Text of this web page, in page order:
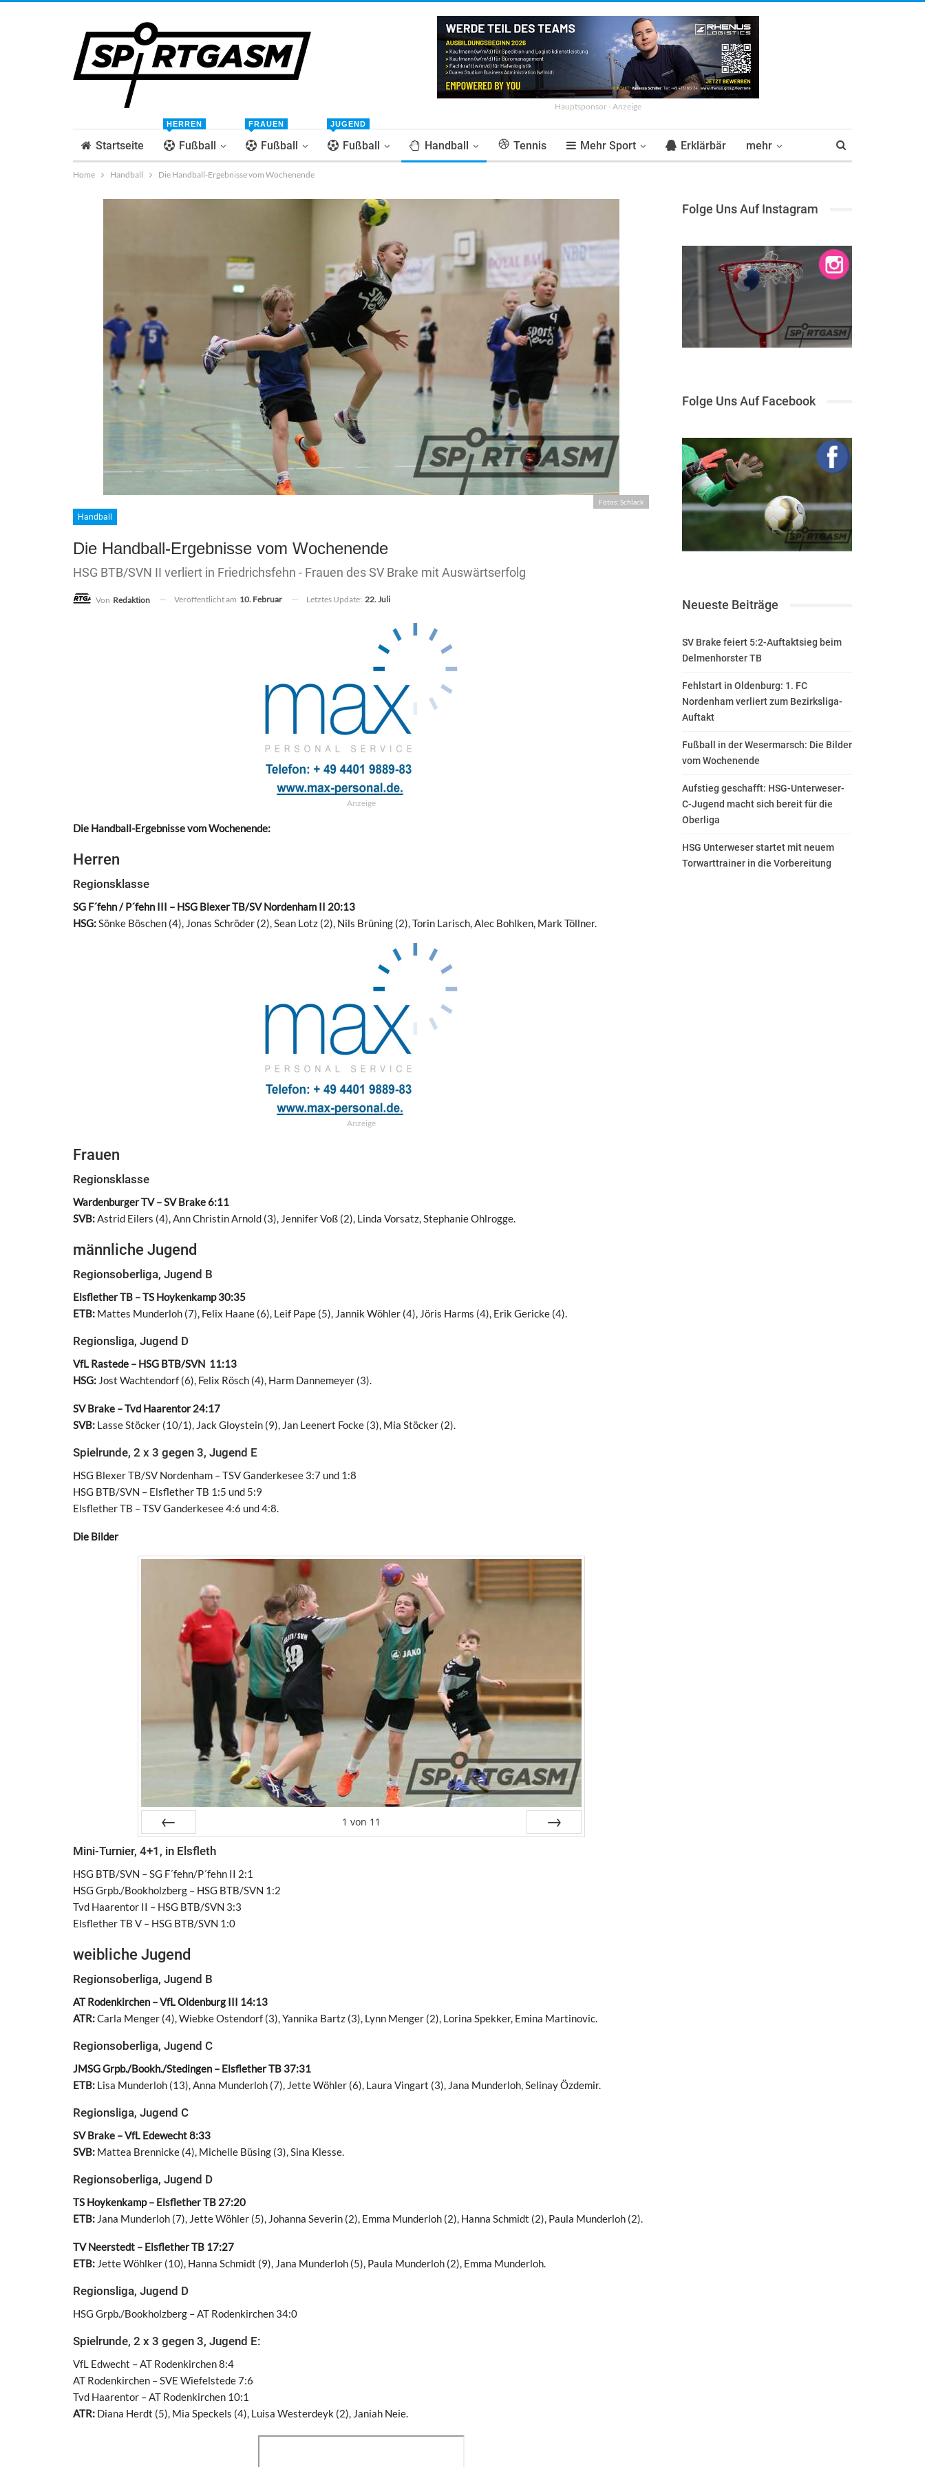
Hauptsponsor - Anzeige
Startseite Fußball
HERREN
Fußball
FRAUEN
Fußball
JUGEND
Handball Tennis Mehr Sport Erklärbär mehr
Home Handball Die Handball-Ergebnisse vom Wochenende
Fotos: Schlack
Handball
Die Handball-Ergebnisse vom Wochenende
HSG BTB/SVN II verliert in Friedrichsfehn - Frauen des SV Brake mit Auswärtserfolg
Von Redaktion Veröffentlicht am 10. Februar Letztes Update: 22. Juli
Anzeige
Die Handball-Ergebnisse vom Wochenende:
Herren
Regionsklasse
SG F´fehn / P´fehn III – HSG Blexer TB/SV Nordenham II 20:13
HSG:Sönke Böschen (4), Jonas Schröder (2), Sean Lotz (2), Nils Brüning (2), Torin Larisch, Alec Bohlken, Mark Töllner.
Anzeige
Frauen
Regionsklasse
Wardenburger TV – SV Brake 6:11
SVB:Astrid Eilers (4), Ann Christin Arnold (3), Jennifer Voß (2), Linda Vorsatz, Stephanie Ohlrogge.
männliche Jugend
Regionsoberliga, Jugend B
Elsflether TB – TS Hoykenkamp 30:35
ETB: Mattes Munderloh (7), Felix Haane (6), Leif Pape (5), Jannik Wöhler (4), Jöris Harms (4), Erik Gericke (4).
Regionsliga, Jugend D
VfL Rastede – HSG BTB/SVN 11:13
HSG: Jost Wachtendorf (6), Felix Rösch (4), Harm Dannemeyer (3).
SV Brake – Tvd Haarentor 24:17
SVB: Lasse Stöcker (10/1), Jack Gloystein (9), Jan Leenert Focke (3), Mia Stöcker (2).
Spielrunde, 2 x 3 gegen 3, Jugend E
HSG Blexer TB/SV Nordenham – TSV Ganderkesee 3:7 und 1:8
HSG BTB/SVN – Elsflether TB 1:5 und 5:9
Elsflether TB – TSV Ganderkesee 4:6 und 4:8.
Die Bilder
Zurück
1 von 11
Mini-Turnier, 4+1, in Elsfleth
HSG BTB/SVN – SG F´fehn/P´fehn II 2:1
HSG Grpb./Bookholzberg – HSG BTB/SVN 1:2
Tvd Haarentor II – HSG BTB/SVN 3:3
Elsflether TB V – HSG BTB/SVN 1:0
weibliche Jugend
Regionsoberliga, Jugend B
AT Rodenkirchen – VfL Oldenburg III 14:13
ATR:Carla Menger (4), Wiebke Ostendorf (3), Yannika Bartz (3), Lynn Menger (2), Lorina Spekker, Emina Martinovic.
Regionsoberliga, Jugend C
JMSG Grpb./Bookh./Stedingen – Elsflether TB 37:31
ETB: Lisa Munderloh (13), Anna Munderloh (7), Jette Wöhler (6), Laura Vingart (3), Jana Munderloh, Selinay Özdemir.
Regionsliga, Jugend C
SV Brake – VfL Edewecht 8:33
SVB: Mattea Brennicke (4), Michelle Büsing (3), Sina Klesse.
Regionsoberliga, Jugend D
TS Hoykenkamp – Elsflether TB 27:20
ETB: Jana Munderloh (7), Jette Wöhler (5), Johanna Severin (2), Emma Munderloh (2), Hanna Schmidt (2), Paula Munderloh (2).
TV Neerstedt – Elsflether TB 17:27
ETB: Jette Wöhlker (10), Hanna Schmidt (9), Jana Munderloh (5), Paula Munderloh (2), Emma Munderloh.
Regionsliga, Jugend D
HSG Grpb./Bookholzberg – AT Rodenkirchen 34:0
Spielrunde, 2 x 3 gegen 3, Jugend E:
VfL Edwecht – AT Rodenkirchen 8:4
AT Rodenkirchen – SVE Wiefelstede 7:6
Tvd Haarentor – AT Rodenkirchen 10:1
ATR: Diana Herdt (5), Mia Speckels (4), Luisa Westerdeyk (2), Janiah Neie.
Folge Uns Auf Instagram
Folge Uns Auf Facebook
Neueste Beiträge
SV Brake feiert 5:2-Auftaktsieg beim
Delmenhorster TB
Fehlstart in Oldenburg: 1. FC
Nordenham verliert zum Bezirksliga-
Auftakt
Fußball in der Wesermarsch: Die Bilder
vom Wochenende
Aufstieg geschafft: HSG-Unterweser-
C-Jugend macht sich bereit für die
Oberliga
HSG Unterweser startet mit neuem
Torwarttrainer in die Vorbereitung